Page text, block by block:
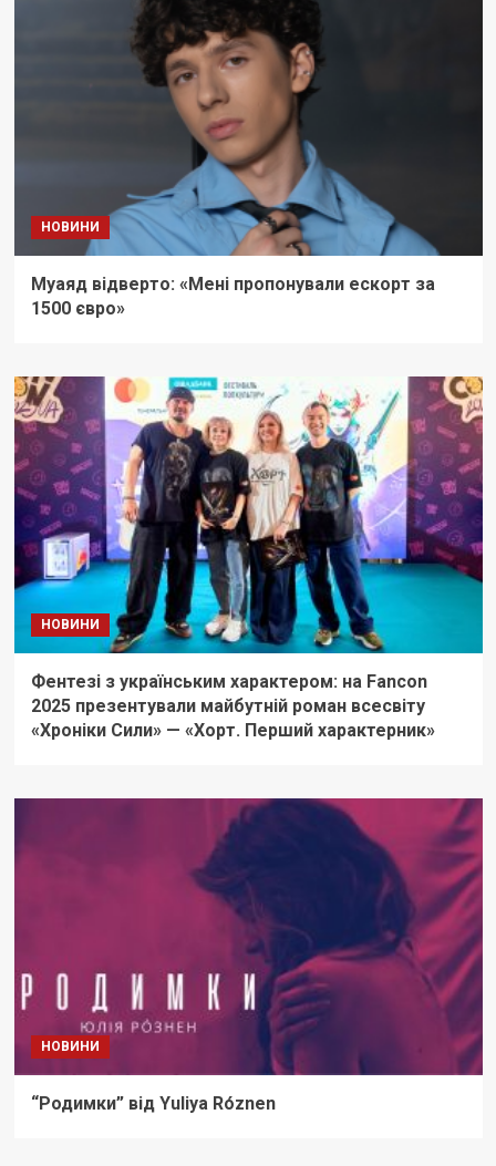
НОВИНИ
Муаяд відверто: «Мені пропонували ескорт за
1500 євро»
НОВИНИ
Фентезі з українським характером: на Fancon
2025 презентували майбутній роман всесвіту
«Хроніки Сили» — «Хорт. Перший характерник»
НОВИНИ
“Родимки” від Yuliya Róznen